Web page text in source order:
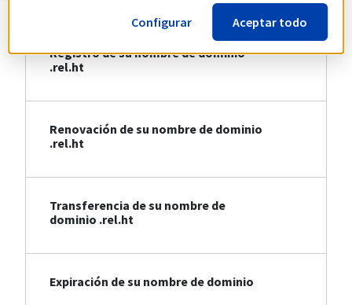
Registro de su nombre de dominio
.rel.ht
Renovación de su nombre de dominio
.rel.ht
Transferencia de su nombre de
dominio .rel.ht
Expiración de su nombre de dominio
Configurar Aceptar todo